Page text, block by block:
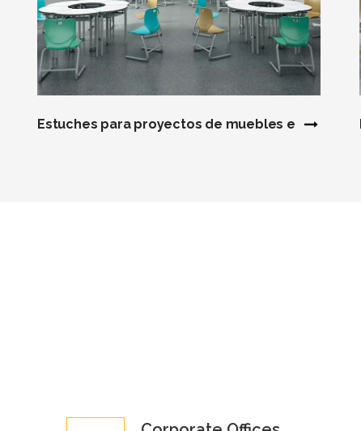
Estuches para proyectos de muebles educativos